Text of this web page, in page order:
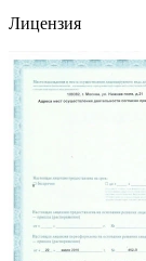
Лицензия